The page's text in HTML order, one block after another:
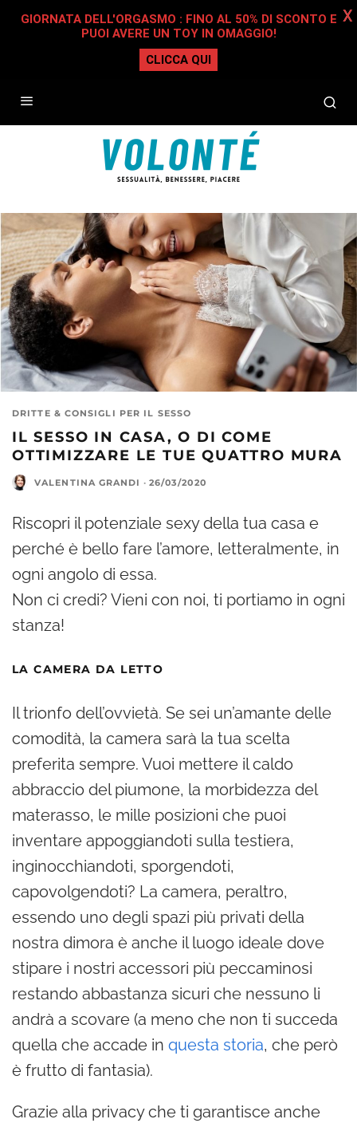
DRITTE & CONSIGLI PER IL SESSO
IL SESSO IN CASA, O DI COME
OTTIMIZZARE LE TUE QUATTRO MURA
VALENTINA GRANDI · 26/03/2020
Riscopri il potenziale sexy della tua casa e
perché è bello fare l’amore, letteralmente, in
ogni angolo di essa.
Non ci credi? Vieni con noi, ti portiamo in ogni
stanza!
LA CAMERA DA LETTO
Il trionfo dell’ovvietà. Se sei un’amante delle
comodità, la camera sarà la tua scelta
preferita sempre. Vuoi mettere il caldo
abbraccio del piumone, la morbidezza del
materasso, le mille posizioni che puoi
inventare appoggiandoti sulla testiera,
inginocchiandoti, sporgendoti,
capovolgendoti? La camera, peraltro,
essendo uno degli spazi più privati della
nostra dimora è anche il luogo ideale dove
stipare i nostri accessori più peccaminosi
restando abbastanza sicuri che nessuno li
andrà a scovare (a meno che non ti succeda
quella che accade in questa storia, che però
è frutto di fantasia).
Grazie alla privacy che ti garantisce anche
GIORNATA DELL'ORGASMO : FINO AL 50% DI SCONTO E
PUOI AVERE UN TOY IN OMAGGIO!
CLICCA QUI
X